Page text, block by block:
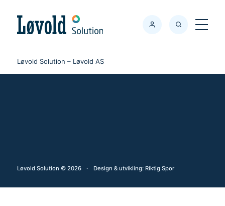
SøkMeny
Løvold Solution – Løvold AS
Løvold Solution © 2026 · Design & utvikling: Riktig Spor